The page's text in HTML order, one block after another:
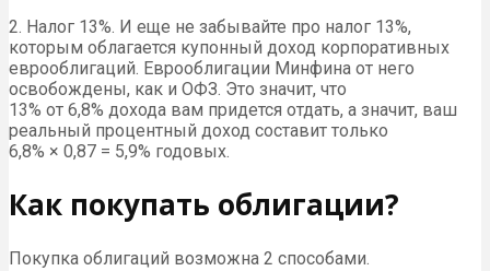
2. Налог 13%. И еще не забывайте про налог 13%,
которым облагается купонный доход корпоративных
еврооблигаций. Еврооблигации Минфина от него
освобождены, как и ОФЗ. Это значит, что
13% от 6,8% дохода вам придется отдать, а значит, ваш
реальный процентный доход составит только
6,8% × 0,87 = 5,9% годовых.
Как покупать облигации?
Покупка облигаций возможна 2 способами.